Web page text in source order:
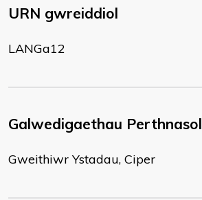
URN gwreiddiol
LANGa12
Galwedigaethau Perthnasol
Gweithiwr Ystadau, Ciper